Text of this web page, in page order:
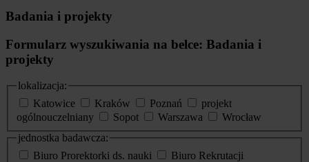
Badania i projekty
Formularz wyszukiwania na belce: Badania i
projekty
lokalizacja:
Katowice
Kraków Poznań
projekt
ogólnouczelniany
Sopot Warszawa
Wrocław
jednostka badawcza:
Biuro Prorektorki ds. nauki
Biuro Rekrutacji